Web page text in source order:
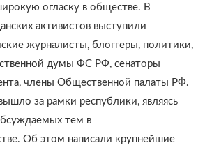
огласку в обществе. В
активистов выступили
журналисты, блоггеры, политики,
думы ФС РФ, сенаторы
члены Общественной палаты РФ.
за рамки республики, являясь
тем в
Об этом написали крупнейшие